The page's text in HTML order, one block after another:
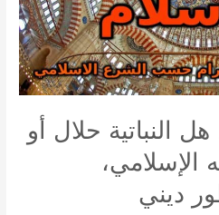
هل النباتية حلال أو
ديني